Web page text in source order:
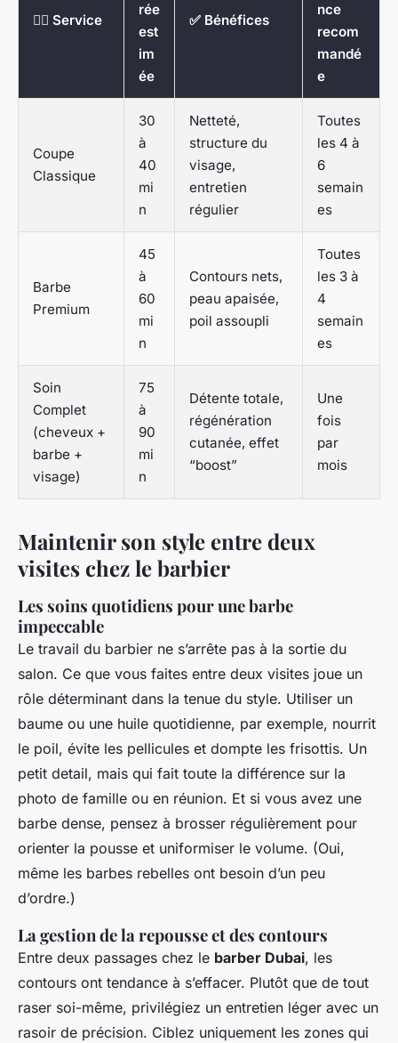
💇‍♂️ Service
rée
est
im
ée
✅ Bénéfices
nce
recom
mandé
e
Coupe
Classique
30
à
40
mi
n
Netteté,
structure du
visage,
entretien
régulier
Toutes
les 4 à
6
semain
es
Barbe
Premium
45
à
60
mi
n
Contours nets,
peau apaisée,
poil assoupli
Toutes
les 3 à
4
semain
es
Soin
Complet
(cheveux +
barbe +
visage)
75
à
90
mi
n
Détente totale,
régénération
cutanée, effet
“boost”
Une
fois
par
mois
Maintenir son style entre deux
visites chez le barbier
Les soins quotidiens pour une barbe
impeccable
Le travail du barbier ne s’arrête pas à la sortie du
salon. Ce que vous faites entre deux visites joue un
rôle déterminant dans la tenue du style. Utiliser un
baume ou une huile quotidienne, par exemple, nourrit
le poil, évite les pellicules et dompte les frisottis. Un
petit detail, mais qui fait toute la différence sur la
photo de famille ou en réunion. Et si vous avez une
barbe dense, pensez à brosser régulièrement pour
orienter la pousse et uniformiser le volume. (Oui,
même les barbes rebelles ont besoin d’un peu
d’ordre.)
La gestion de la repousse et des contours
Entre deux passages chez le barber Dubai, les
contours ont tendance à s’effacer. Plutôt que de tout
raser soi-même, privilégiez un entretien léger avec un
rasoir de précision. Ciblez uniquement les zones qui